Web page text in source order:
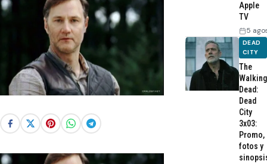
Apple
TV
5
DEAD
CITY
The
Walking
Dead:
Dead
City
3x03:
Promo,
fotos y